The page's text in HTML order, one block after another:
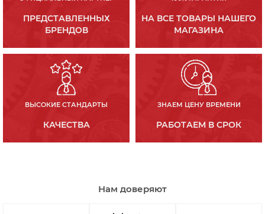
ПРЕДСТАВЛЕННЫХ
БРЕНДОВ
НА ВСЕ ТОВАРЫ НАШЕГО
МАГАЗИНА
ВЫСОКИЕ СТАНДАРТЫ
КАЧЕСТВА
ЗНАЕМ ЦЕНУ ВРЕМЕНИ
РАБОТАЕМ В СРОК
Нам доверяют